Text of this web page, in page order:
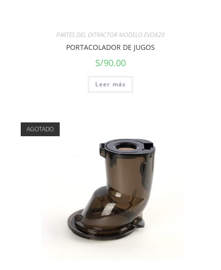
PARTES DEL EXTRACTOR MODELO EVO820
PORTACOLADOR DE JUGOS
S/90.00
Leer más
AGOTADO